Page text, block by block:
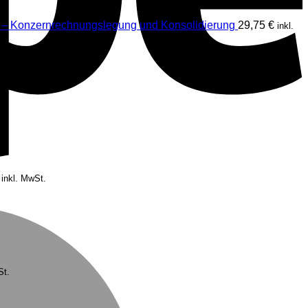
Konzernrechnungslegung und Konsolidierung 29,75 € inkl.
€.
inkl. MwSt.